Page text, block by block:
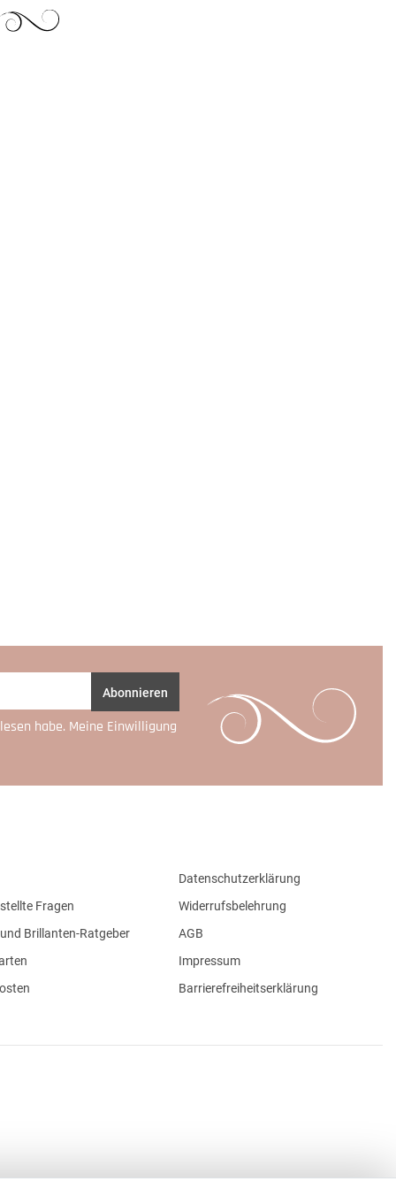
Abonnieren
habe. Meine Einwilligung
Fragen
Brillanten-Ratgeber
Datenschutzerklärung
Widerrufsbelehrung
AGB
Impressum
Barrierefreiheitserklärung